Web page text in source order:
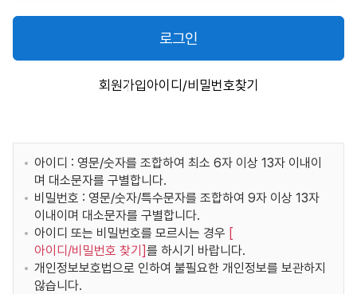
로그인
회원가입아이디/비밀번호찾기
아이디 : 영문/숫자를 조합하여 최소 6자 이상 13자 이내이
며 대소문자를 구별합니다.
비밀번호 : 영문/숫자/특수문자를 조합하여 9자 이상 13자
이내이며 대소문자를 구별합니다.
아이디 또는 비밀번호를 모르시는 경우 [
아이디/비밀번호 찾기 ]를 하시기 바랍니다.
개인정보보호법으로 인하여 불필요한 개인정보를 보관하지
않습니다.